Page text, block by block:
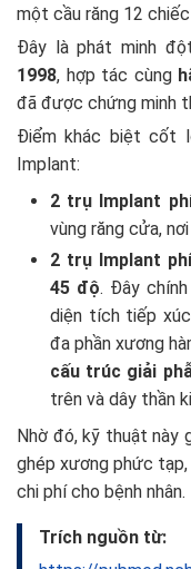
một cầu răng 12
Đây là phát minh
1998, hợp tác cùng
đã được chứng minh
Điểm khác biệt cốt
Implant:
2 trụ Implant
vùng răng cửa,
2 trụ Implant
45 độ. Đây
diện tích tiếp
đa phần xương
cấu trúc giải
trên và dây thần
Nhờ đó, kỹ thuật này
ghép xương phức
chi phí cho bệnh nhân.
Trích nguồn từ: